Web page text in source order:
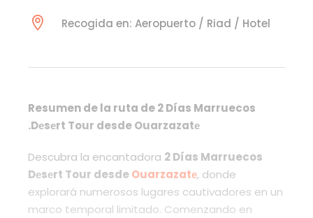
Recogida en: Aeropuerto / Riad / Hotel
Resumen de la ruta de 2 Días Marruecos
Dеsеrt Tour desde Ouarzazatе.
Descubra la encantadora 2 Días Marruecos
Dеsеrt Tour desdeOuarzazatе, donde
explorará numerosos lugares cautivadores en un
marco temporal limitado. Comenzando en